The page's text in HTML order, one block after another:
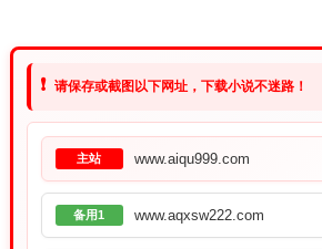
❗ 请保存或截图以下网址，下载小说不迷路！
主站 www.aiqu999.com
备用1 www.aqxsw222.com